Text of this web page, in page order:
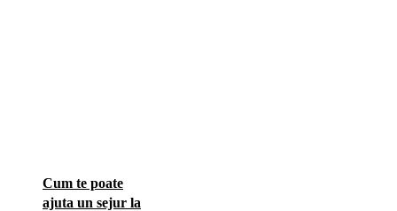
Cum te poate
ajuta un sejur la